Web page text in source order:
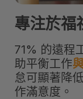
專注於福
71% 的遠程
助平衡工作
怠可顯著降
作滿意度。